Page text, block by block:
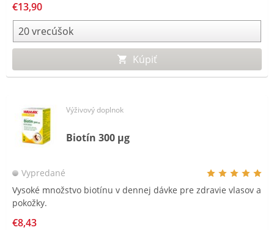
tukmi a cukrami.
€13,90
Kúpiť
Výživový doplnok
Biotín 300 µg
Vypredané
Vysoké množstvo biotínu v dennej dávke pre zdravie vlasov a
pokožky.
€8,43